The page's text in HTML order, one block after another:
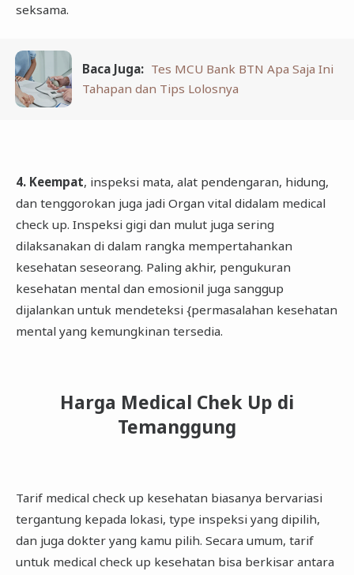
seksama.
Baca Juga: Tes MCU Bank BTN Apa Saja Ini
Tahapan dan Tips Lolosnya
4. Keempat, inspeksi mata, alat pendengaran, hidung,
dan tenggorokan juga jadi Organ vital didalam medical
check up. Inspeksi gigi dan mulut juga sering
dilaksanakan di dalam rangka mempertahankan
kesehatan seseorang. Paling akhir, pengukuran
kesehatan mental dan emosionil juga sanggup
dijalankan untuk mendeteksi {permasalahan kesehatan
mental yang kemungkinan tersedia.
Harga Medical Chek Up di
Temanggung
Tarif medical check up kesehatan biasanya bervariasi
tergantung kepada lokasi, type inspeksi yang dipilih,
dan juga dokter yang kamu pilih. Secara umum, tarif
untuk medical check up kesehatan bisa berkisar antara